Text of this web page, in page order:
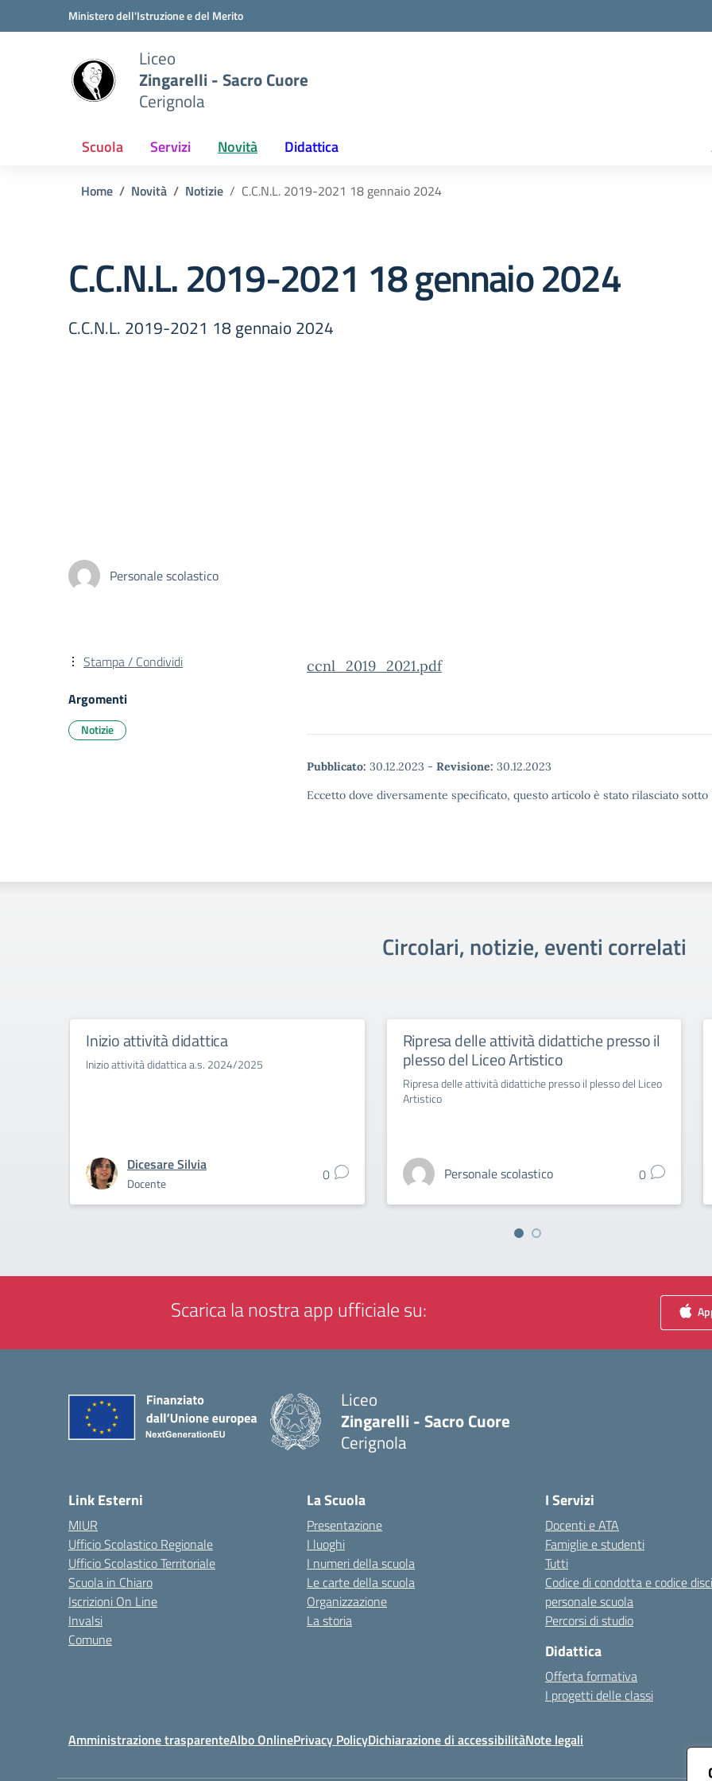
Vai ai contenuti
Vai al menu di navigazioneMinistero dell'Istruzione e del Merito
Liceo
Zingarelli - Sacro Cuore
Cerignola
Scuola Servizi Novità Didattica
Home Novità Notizie C.C.N.L. 2019-2021 18 gennaio 2024
C.C.N.L. 2019-2021 18 gennaio 2024
C.C.N.L. 2019-2021 18 gennaio 2024
Personale scolastico
ccnl_2019_2021.pdf
Pubblicato: 30.12.2023 - Revisione: 30.12.2023
Eccetto dove diversamente specificato, questo articolo è stato rilasciato
Stampa / Condividi
Argomenti
Notizie
Circolari, notizie, eventi correlati
Inizio attività didattica
Inizio attività didattica a.s. 2024/2025
Dicesare Silvia
Docente 0
Ripresa delle attività didattiche presso il
plesso del Liceo Artistico
Ripresa delle attività didattiche presso il plesso del Liceo
Artistico
Personale scolastico 0
Scarica la nostra app ufficiale su:
Liceo
Zingarelli - Sacro Cuore
Cerignola
Link Esterni
MIUR
Ufficio Scolastico Regionale
Ufficio Scolastico Territoriale
Scuola in Chiaro
Iscrizioni On Line
Invalsi
Comune
La Scuola
Presentazione
I luoghi
I numeri della scuola
Le carte della scuola
Organizzazione
La storia
I Servizi
Docenti e ATA
Famiglie e studenti
Tutti
Codice di condotta e codice
personale scuola
Percorsi di studio
Didattica
Offerta formativa
I progetti delle classi
Amministrazione trasparenteAlbo OnlinePrivacy PolicyDichiarazione di accessibilitàNote legali